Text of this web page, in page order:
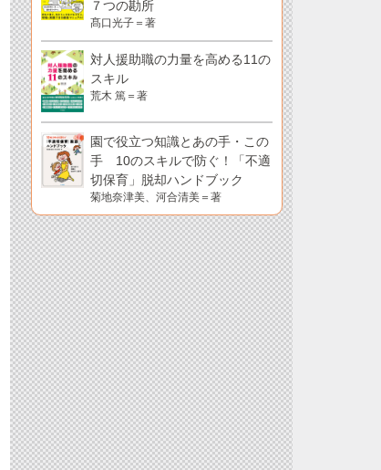
７つの勘所
髙口光子＝著
対人援助職の力量を高める11の
スキル
荒木 篤＝著
園で役立つ知識とあの手・この
手 10のスキルで防ぐ！「不適
切保育」脱却ハンドブック
菊地奈津美、河合清美＝著